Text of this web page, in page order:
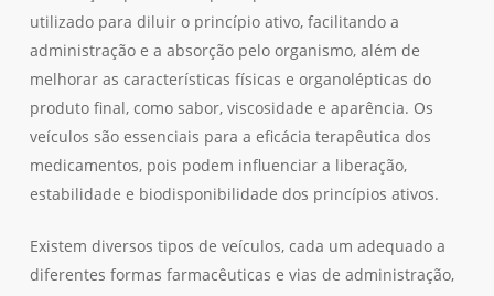
utilizado para diluir o princípio ativo, facilitando a
administração e a absorção pelo organismo, além de
melhorar as características físicas e organolépticas do
produto final, como sabor, viscosidade e aparência. Os
veículos são essenciais para a eficácia terapêutica dos
medicamentos, pois podem influenciar a liberação,
estabilidade e biodisponibilidade dos princípios ativos.
Existem diversos tipos de veículos, cada um adequado a
diferentes formas farmacêuticas e vias de administração,